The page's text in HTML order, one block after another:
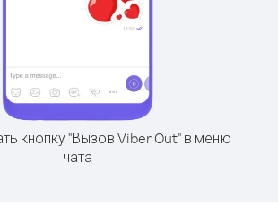
кнопку "Вызов Viber Out" в меню
чата